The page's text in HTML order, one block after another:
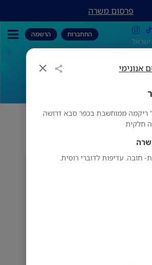
אנונימי
ריקמה ממוחשבת בכפר סבא דרושה
חלקית
חובה. עדיפות לדוברי רוסית.
פרסום משרה
התחברות הרשמה
דרוש מוכר
אנונימי
אנונימי